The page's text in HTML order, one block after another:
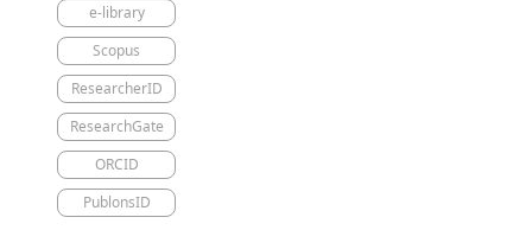
e-library
Scopus
ResearcherID
ResearchGate
ORCID
PublonsID